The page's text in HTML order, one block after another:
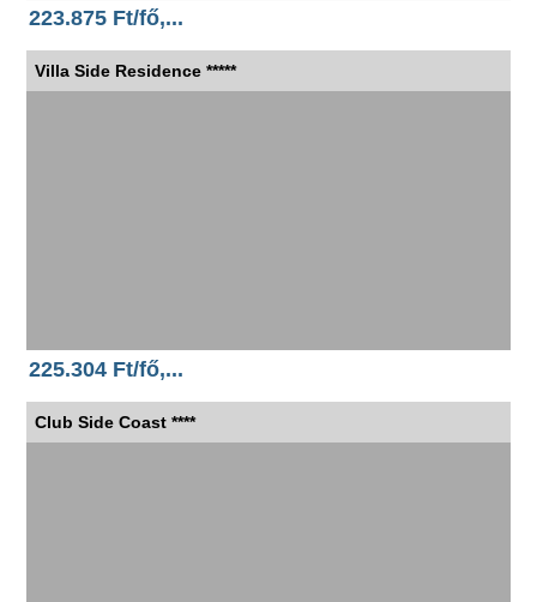
223.875 Ft/fő,...
Villa Side Residence *****
225.304 Ft/fő,...
Club Side Coast ****